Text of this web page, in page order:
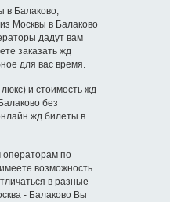
в Балаково,
Москвы в Балаково
дадут вам
заказать жд
для вас время.
и стоимость жд
без
жд билеты в
операторам по
возможность
в разные
- Балаково Вы